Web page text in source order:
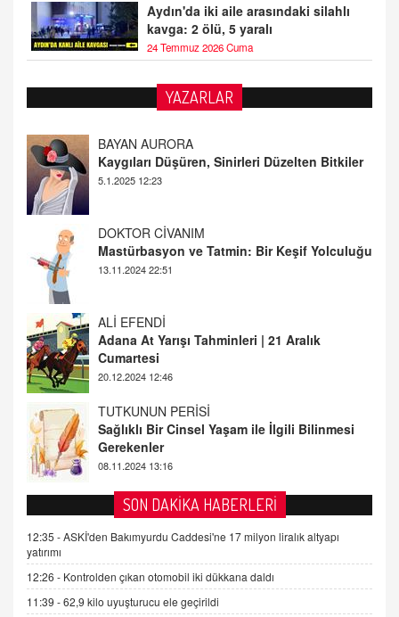
Aydın'da iki aile arasındaki silahlı
kavga: 2 ölü, 5 yaralı
24 Temmuz 2026 Cuma
YAZARLAR
DOKTOR CİVANIM
Mastürbasyon ve Tatmin: Bir Keşif Yolculuğu
13.11.2024 22:51
ALİ EFENDİ
Adana At Yarışı Tahminleri | 21 Aralık
Cumartesi
TUTKUNUN PERİSİ
Sağlıklı Bir Cinsel Yaşam ile İlgili Bilinmesi
Gerekenler
08.11.2024 13:16
FARUK ÖNALAN
Tezkere Onaylanmasaydı…
2 Kasım 2021 Salı 00:11
AV. DOĞAN CAN DOĞAN
Kişisel verilerin korunması ve dijital hukukun
gelişimi
SEHER EREK
Kış Ayları Geldi, Hangi Önlemler Alınmalı?
SON DAKİKA HABERLERİ
12:35 -ASKİ'den Bakımyurdu Caddesi'ne 17 milyon liralık altyapı
yatırımı
12:26 - Kontrolden çıkan otomobil iki dükkana daldı
11:39 -62,9 kilo uyuşturucu ele geçirildi